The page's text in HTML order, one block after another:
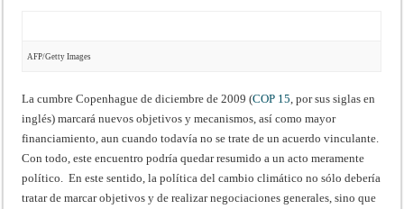
AFP/Getty Images
La cumbre Copenhague de diciembre de 2009 (COP 15, por sus siglas en
inglés) marcará nuevos objetivos y mecanismos, así como mayor
financiamiento, aun cuando todavía no se trate de un acuerdo vinculante.
Con todo, este encuentro podría quedar resumido a un acto meramente
político. En este sentido, la política del cambio climático no sólo debería
tratar de marcar objetivos y de realizar negociaciones generales, sino que